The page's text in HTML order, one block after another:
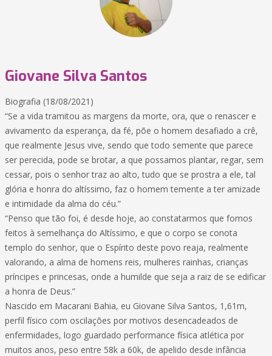
Giovane Silva Santos
Biografia (18/08/2021)
“Se a vida tramitou as margens da morte, ora, que o renascer e
avivamento da esperança, da fé, põe o homem desafiado a crê,
que realmente Jesus vive, sendo que todo semente que parece
ser perecida, pode se brotar, a que possamos plantar, regar, sem
cessar, pois o senhor traz ao alto, tudo que se prostra a ele, tal
glória e honra do altíssimo, faz o homem temente a ter amizade
e intimidade da alma do céu.”
“Penso que tão foi, é desde hoje, ao constatarmos que fomos
feitos à semelhança do Altíssimo, e que o corpo se conota
templo do senhor, que o Espírito deste povo reaja, realmente
valorando, a alma de homens reis, mulheres rainhas, crianças
príncipes e princesas, onde a humilde que seja a raiz de se edificar
a honra de Deus.”
Nascido em Macarani Bahia, eu Giovane Silva Santos, 1,61m,
perfil físico com oscilações por motivos desencadeados de
enfermidades, logo guardado performance física atlética por
muitos anos, peso entre 58k a 60k, de apelido desde infância